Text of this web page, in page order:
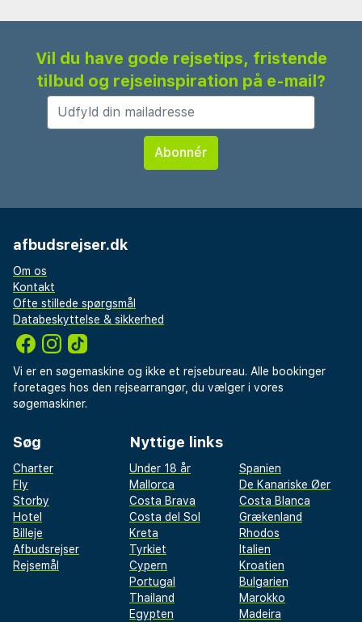
Vil du have gode rejsetips, fristende
tilbud og rejseinspiration på e-mail?
afbudsrejser.dk
Om os
Kontakt
Ofte stillede spørgsmål
Databeskyttelse & sikkerhed
Vi er en søgemaskine og ikke et rejsebureau. Alle bookinger
foretages hos den rejsearrangør, du vælger i vores
søgemaskiner.
Søg
Charter
Fly
Storby
Hotel
Billeje
Afbudsrejser
Rejsemål
Nyttige links
Under 18 år
Spanien
Mallorca
De Kanariske Øer
Costa Brava
Costa Blanca
Costa del Sol
Grækenland
Kreta
Rhodos
Tyrkiet
Italien
Cypern
Kroatien
Portugal
Bulgarien
Thailand
Marokko
Egypten
Madeira